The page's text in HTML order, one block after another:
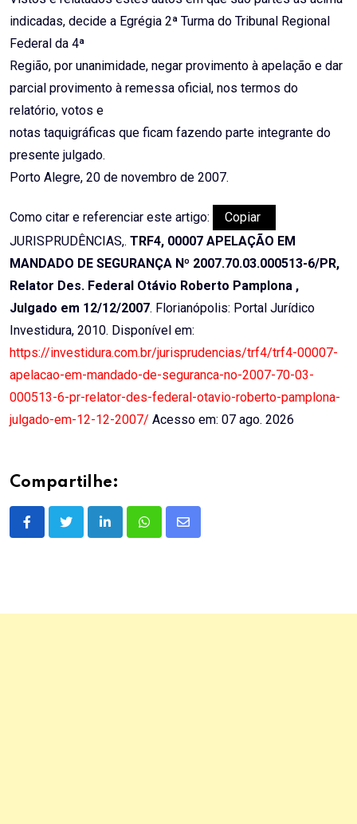
indicadas, decide a Egrégia 2ª Turma do Tribunal Regional
Federal da 4ª
Região, por unanimidade, negar provimento à apelação e dar
parcial provimento à remessa oficial, nos termos do
relatório, votos e
notas taquigráficas que ficam fazendo parte integrante do
presente julgado.
Porto Alegre, 20 de novembro de 2007.
Como citar e referenciar este artigo:
Copiar
JURISPRUDÊNCIAS,. TRF4, 00007 APELAÇÃO EM
MANDADO DE SEGURANÇA Nº 2007.70.03.000513-6/PR,
Relator Des. Federal Otávio Roberto Pamplona ,
Julgado em 12/12/2007. Florianópolis: Portal Jurídico
Investidura, 2010. Disponível em:
https://investidura.com.br/jurisprudencias/trf4/trf4-00007-
apelacao-em-mandado-de-seguranca-no-2007-70-03-
000513-6-pr-relator-des-federal-otavio-roberto-pamplona-
julgado-em-12-12-2007/ Acesso em: 07 ago. 2026
Compartilhe:
LinkedInWhatsappShare